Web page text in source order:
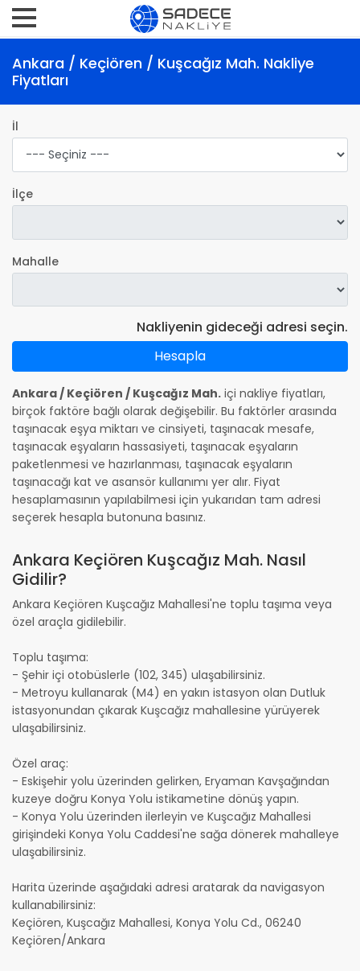
Ankara / Keçiören / Kuşcağız Mah. Nakliye
Fiyatları
İl
İlçe
Mahalle
Nakliyenin gideceği adresi seçin.
Hesapla
Ankara / Keçiören / Kuşcağız Mah. içi nakliye fiyatları,
birçok faktöre bağlı olarak değişebilir. Bu faktörler arasında
taşınacak eşya miktarı ve cinsiyeti, taşınacak mesafe,
taşınacak eşyaların hassasiyeti, taşınacak eşyaların
paketlenmesi ve hazırlanması, taşınacak eşyaların
taşınacağı kat ve asansör kullanımı yer alır. Fiyat
hesaplamasının yapılabilmesi için yukarıdan tam adresi
seçerek hesapla butonuna basınız.
Ankara Keçiören Kuşcağız Mah. Nasıl
Gidilir?
Ankara Keçiören Kuşcağız Mahallesi'ne toplu taşıma veya
özel araçla gidilebilir.
Toplu taşıma:
- Şehir içi otobüslerle (102, 345) ulaşabilirsiniz.
- Metroyu kullanarak (M4) en yakın istasyon olan Dutluk
istasyonundan çıkarak Kuşcağız mahallesine yürüyerek
ulaşabilirsiniz.
Özel araç:
- Eskişehir yolu üzerinden gelirken, Eryaman Kavşağından
kuzeye doğru Konya Yolu istikametine dönüş yapın.
- Konya Yolu üzerinden ilerleyin ve Kuşcağız Mahallesi
girişindeki Konya Yolu Caddesi'ne sağa dönerek mahalleye
ulaşabilirsiniz.
Harita üzerinde aşağıdaki adresi aratarak da navigasyon
kullanabilirsiniz:
Keçiören, Kuşcağız Mahallesi, Konya Yolu Cd., 06240
Keçiören/Ankara